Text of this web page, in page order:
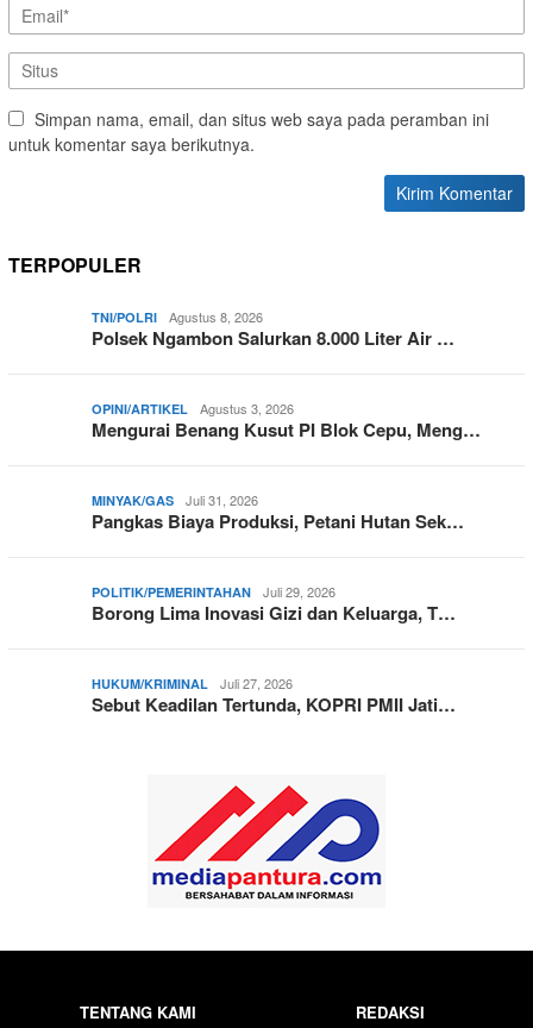
Simpan nama, email, dan situs web saya pada peramban ini
untuk komentar saya berikutnya.
TERPOPULER
TNI/POLRI Agustus 8, 2026
Polsek Ngambon Salurkan 8.000 Liter Air …
OPINI/ARTIKEL Agustus 3, 2026
Mengurai Benang Kusut PI Blok Cepu, Meng…
MINYAK/GAS Juli 31, 2026
Pangkas Biaya Produksi, Petani Hutan Sek…
POLITIK/PEMERINTAHAN Juli 29, 2026
Borong Lima Inovasi Gizi dan Keluarga, T…
HUKUM/KRIMINAL Juli 27, 2026
Sebut Keadilan Tertunda, KOPRI PMII Jati…
TENTANG KAMI REDAKSI